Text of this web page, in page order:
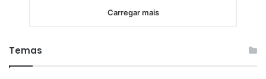
Carregar mais
Temas